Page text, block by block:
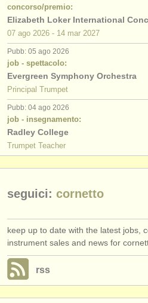
notizie di musica classica
editori:
pubblica con noi
find out about our
ATS
accedi
concorso/premio:
Elizabeth Loker International
07 ago 2026 - 14 mar 2027
Pubb: 05 ago 2026
job - spettacolo:
Evergreen Symphony Orchestra
Principal Trumpet
Pubb: 04 ago 2026
job - insegnamento:
Radley College
Trumpet Teacher
seguici: cornetto
keep up to date with the latest jobs,
instrument sales and news for
rss